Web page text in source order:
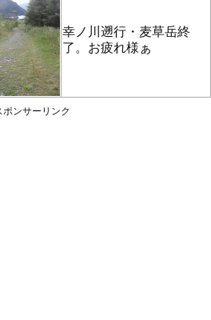
幸ノ川遡行・麦草岳終
了。お疲れ様ぁ
ポンサーリンク